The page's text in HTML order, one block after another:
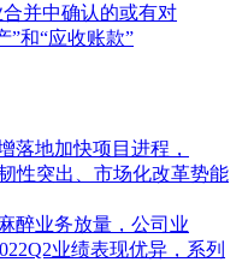
并中确认的或有对
”和“应收账款”
落地加快项目进程，
性突出、市场化改革势能
醉业务放量，公司业
业绩表现优异，系列